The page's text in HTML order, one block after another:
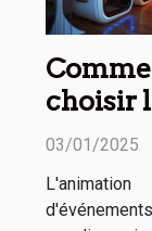
choisir
meilleur
pour
03/01/2025
L'animation